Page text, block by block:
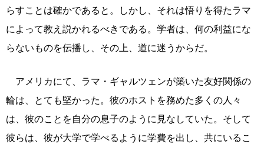
らすことは確かであると。しかし、それは悟りを得たラマ
によって教え説かれるべきである。学者は、何の利益にな
らないものを伝播し、その上、道に迷うからだ。
アメリカにて、ラマ・ギャルツェンが築いた友好関係の
輪は、とても堅かった。彼のホストを務めた多くの人々
は、彼のことを自分の息子のように見なしていた。そして
彼らは、彼が大学で学べるように学費を出し、共にいるこ